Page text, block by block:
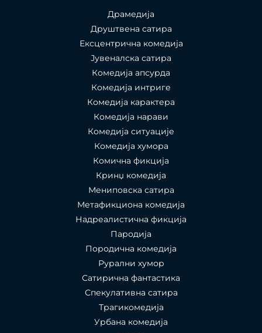
Драмедија
Друштвена сатира
Ексцентрична комедија
Јувеналска сатира
Комедија апсурда
Комедија интриге
Комедија карактера
Комедија нарави
Комедија ситуације
Комедија хумора
Комична фикција
Кринџ комедија
Мениповска сатира
Метафикциона комедија
Надреалистична фикција
Пародија
Породична комедија
Рурални хумор
Сатирична фантастика
Спекулативна сатира
Трагикомедија
Урбана комедија